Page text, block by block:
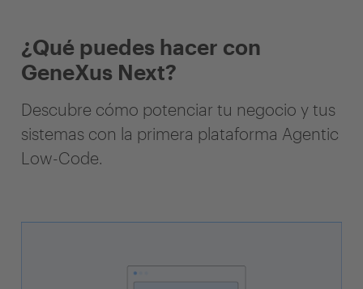
¿Qué puedes hacer con
GeneXus Next?
Descubre cómo potenciar tu negocio y tus
sistemas con la primera plataforma Agentic
Low-Code.